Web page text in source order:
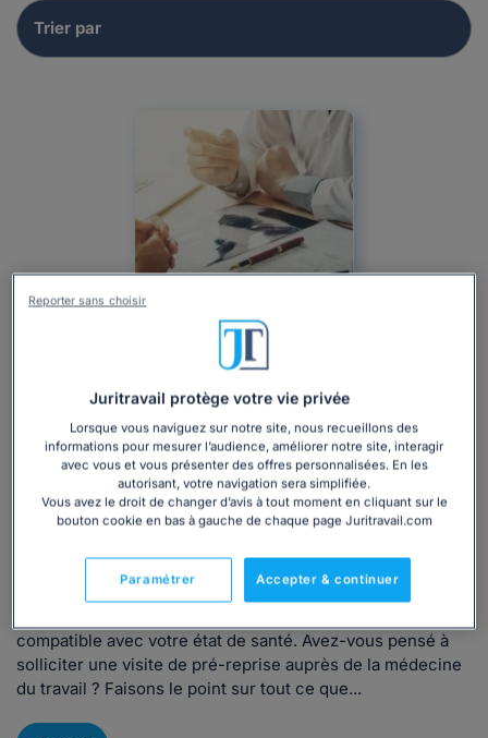
Droit du travail Particulier
Santé, hygiène, sécurité Médecine du travail
Visite de pré-reprise : 5 infos à connaître
Rédigé par Paul Augustin Cissé, mis à jour le 10/12/2025
l’approche de votre retour dans l’entreprise, vous vous
interrogez peut-être sur les aménagements ou
compatible avec votre état de santé. Avez-vous pensé à
solliciter une visite de pré-reprise auprès de la médecine
du travail ? Faisons le point sur tout ce que...
Juritravail protège votre vie privée
Lorsque vous naviguez sur notre site, nous recueillons des
informations pour mesurer l’audience, améliorer notre site, interagir
avec vous et vous présenter des offres personnalisées. En les
autorisant, votre navigation sera simplifiée.
Vous avez le droit de changer d’avis à tout moment en cliquant sur le
bouton cookie en bas à gauche de chaque page Juritravail.com
Accepter & continuer
Paramétrer
Reporter sans choisir